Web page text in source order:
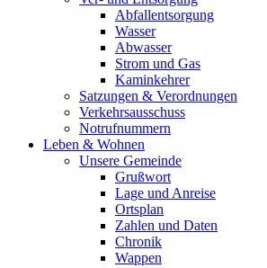
Abfallentsorgung
Wasser
Abwasser
Strom und Gas
Kaminkehrer
Satzungen & Verordnungen
Verkehrsausschuss
Notrufnummern
Leben & Wohnen
Unsere Gemeinde
Grußwort
Lage und Anreise
Ortsplan
Zahlen und Daten
Chronik
Wappen